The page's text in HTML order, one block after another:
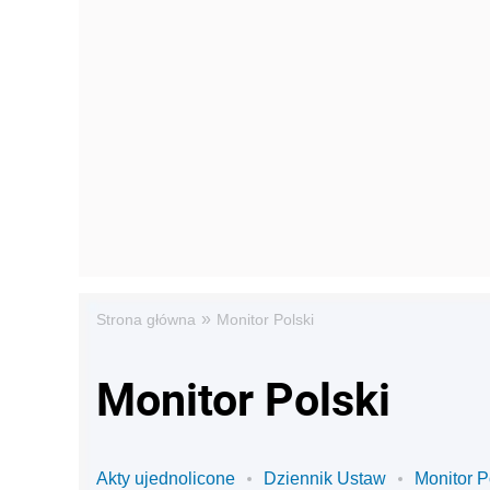
Strona główna » Monitor Polski
Monitor Polski
Akty ujednolicone Dziennik Ustaw Monitor